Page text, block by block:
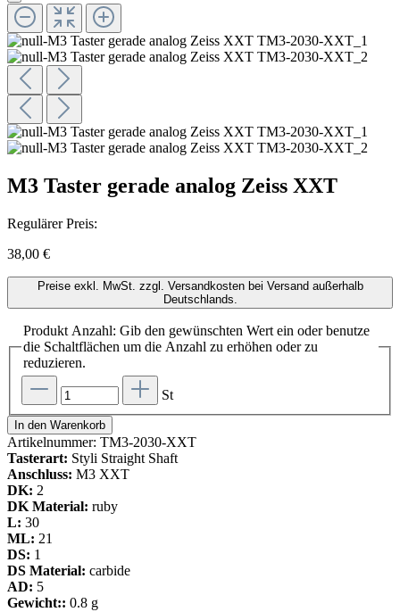
M3 Taster gerade analog Zeiss XXT
Regulärer Preis:
38,00 €
Preise exkl. MwSt. zzgl. Versandkosten bei Versand außerhalb
Deutschlands.
Produkt Anzahl: Gib den gewünschten Wert ein oder benutze
die Schaltflächen um die Anzahl zu erhöhen oder zu
reduzieren.
St
In den Warenkorb
Artikelnummer: TM3-2030-XXT
Tasterart: Styli Straight Shaft
Anschluss: M3 XXT
DK: 2
DK Material: ruby
L: 30
ML: 21
DS: 1
DS Material: carbide
AD: 5
Gewicht:: 0.8 g